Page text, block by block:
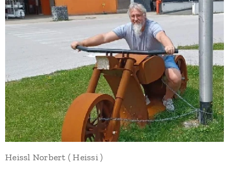
Heissl Norbert ( Heissi )